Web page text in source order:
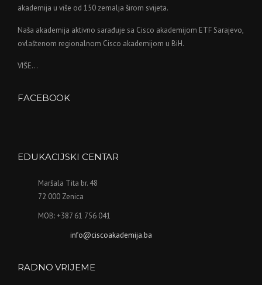
akademija u više od 150 zemalja širom svijeta.
Naša akademija aktivno sarađuje sa Cisco akademijom ETF Sarajevo,
ovlaštenom regionalnom Cisco akademijom u BiH.
VIŠE...
FACEBOOK
EDUKACIJSKI CENTAR
Maršala Tita br. 48
72 000 Zenica
MOB: +387 61 756 041
info@ciscoakademija.ba
RADNO VRIJEME